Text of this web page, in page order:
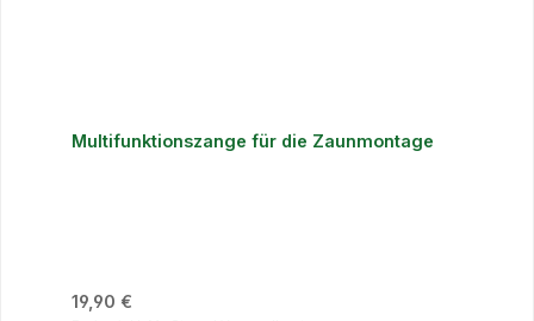
Multifunktionszange für die Zaunmontage
Regulärer Preis:
19,90 €